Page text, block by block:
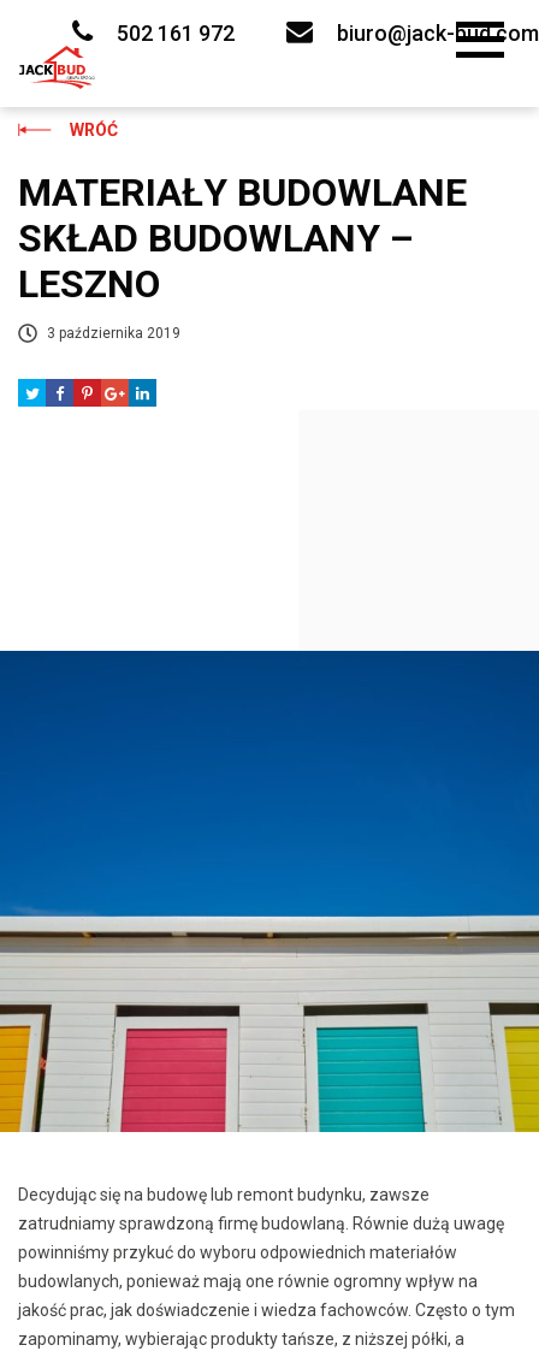
502 161 972 biuro@jack-bud.com
WRÓĆ
MATERIAŁY BUDOWLANE
SKŁAD BUDOWLANY –
LESZNO
3 października 2019
Decydując się na budowę lub remont budynku, zawsze
zatrudniamy sprawdzoną firmę budowlaną. Równie dużą uwagę
powinniśmy przykuć do wyboru odpowiednich materiałów
budowlanych, ponieważ mają one równie ogromny wpływ na
jakość prac, jak doświadczenie i wiedza fachowców. Często o tym
zapominamy, wybierając produkty tańsze, z niższej półki, a